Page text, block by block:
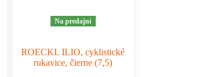
Na predajni
ROECKL ILIO, cyklistické
rukavice, čierne (7,5)